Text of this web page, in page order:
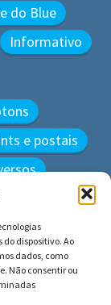
dispositivo. Ao
dados, como
Não consentir ou
do Blue
Informativo
e postais